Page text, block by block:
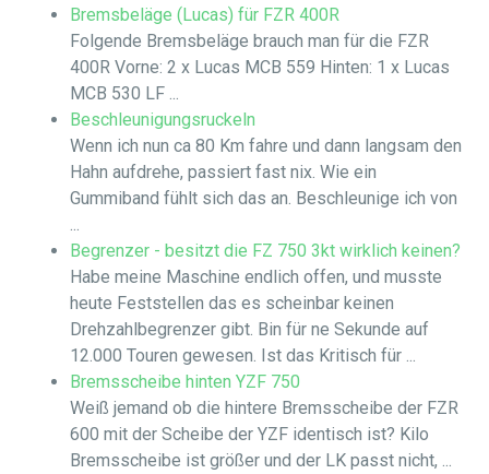
Bremsbeläge (Lucas) für FZR 400R
Folgende Bremsbeläge brauch man für die FZR
400R Vorne: 2 x Lucas MCB 559 Hinten: 1 x Lucas
MCB 530 LF ...
Beschleunigungsruckeln
Wenn ich nun ca 80 Km fahre und dann langsam den
Hahn aufdrehe, passiert fast nix. Wie ein
Gummiband fühlt sich das an. Beschleunige ich von
Begrenzer - besitzt die FZ 750 3kt wirklich keinen?
Habe meine Maschine endlich offen, und musste
heute Feststellen das es scheinbar keinen
Drehzahlbegrenzer gibt. Bin für ne Sekunde auf
12.000 Touren gewesen. Ist das Kritisch für ...
Bremsscheibe hinten YZF 750
Weiß jemand ob die hintere Bremsscheibe der FZR
600 mit der Scheibe der YZF identisch ist? Kilo
Bremsscheibe ist größer und der LK passt nicht, ...